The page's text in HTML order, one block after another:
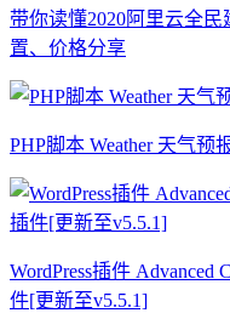
带你读懂2020阿里云全
置、价格分享
PHP脚本 Weather 天气
WordPress插件 Advanced
件[更新至v5.5.1]